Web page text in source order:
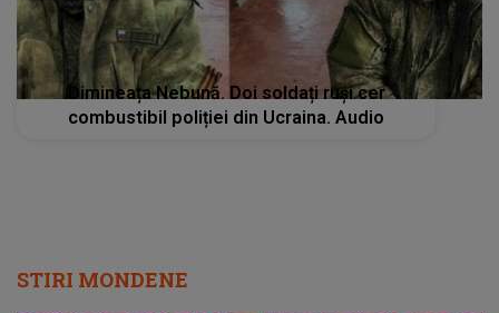
Dimineața Nebună. Doi soldați ruși cer
combustibil poliției din Ucraina. Audio
STIRI MONDENE